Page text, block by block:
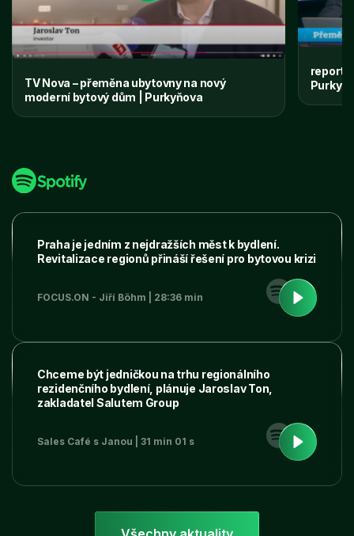
TV Nova – přeměna ubytovny na nový
moderní bytový dům | Purkyňova
Praha je jedním z nejdražších měst k bydlení.
Revitalizace regionů přináší řešení pro bytovou krizi
FOCUS.ON - Jiří Böhm | 28:36 min
Chceme být jedničkou na trhu regionálního
rezidenčního bydlení, plánuje Jaroslav Ton,
zakladatel Salutem Group
Sales Café s Janou | 31 min 01 s